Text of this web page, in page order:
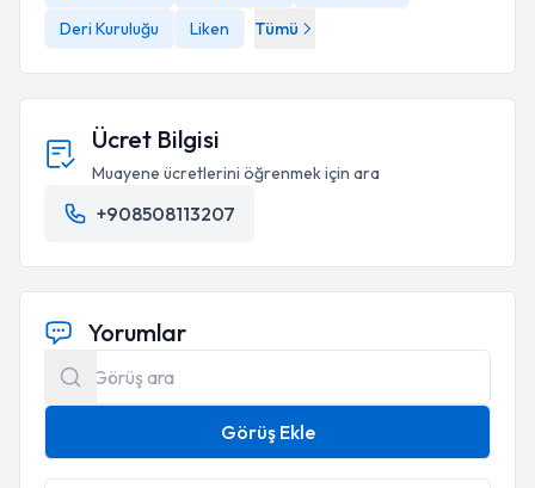
Deri Kuruluğu
Liken Tümü
Ücret Bilgisi
Muayene ücretlerini öğrenmek için ara
+908508113207
Yorumlar
Görüş Ekle